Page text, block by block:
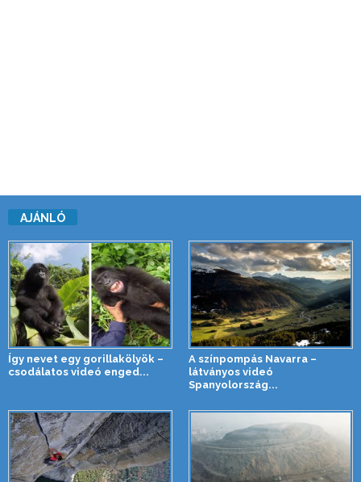
AJÁNLÓ
Így nevet egy gorillakölyök –
csodálatos videó enged...
A színpompás Navarra –
látványos videó
Spanyolország...